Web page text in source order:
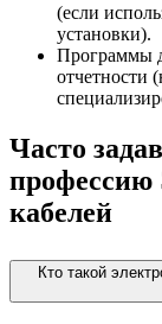
(если
установки).
Программы
отчетности
Часто
кабелей
Кто такой